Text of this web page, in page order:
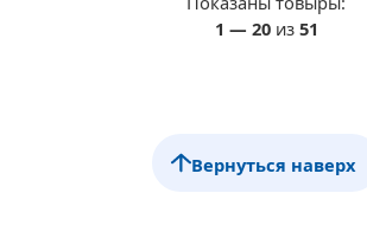
1 — 20из 51
Вернуться наверх